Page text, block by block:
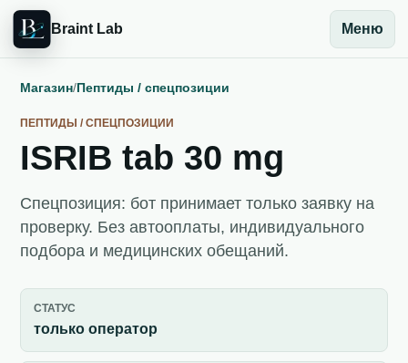
Braint Lab Меню
Магазин/Пептиды / спецпозиции
ПЕПТИДЫ / СПЕЦПОЗИЦИИ
ISRIB tab 30 mg
Спецпозиция: бот принимает только заявку на
проверку. Без автооплаты, индивидуального
подбора и медицинских обещаний.
СТАТУС
только оператор